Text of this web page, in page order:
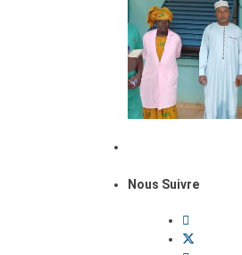
Nous Suivre